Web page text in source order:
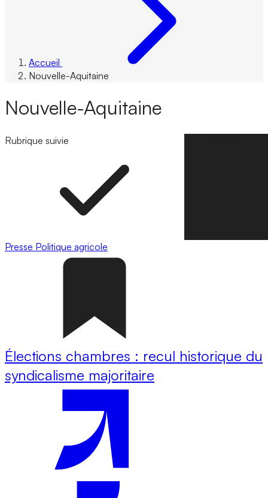
Accueil
Nouvelle-Aquitaine
Nouvelle-Aquitaine
Rubrique suivie
Presse Politique agricole
Élections chambres : recul historique du
syndicalisme majoritaire